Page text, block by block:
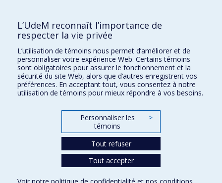
Comment soutenir le Département?
BESOIN D'AIDE?
Plan du site
Signaler une erreur
Accessibilité
FACULTÉ DES ARTS ET DES SCIENCES
Nos départements et écoles
L’UdeM reconnaît l’importance de
respecter la vie privée
L’utilisation de témoins nous permet d’améliorer et de
personnaliser votre expérience Web. Certains témoins
sont obligatoires pour assurer le fonctionnement et la
sécurité du site Web, alors que d’autres enregistrent vos
préférences. En acceptant tout, vous consentez à notre
utilisation de témoins pour mieux répondre à vos besoins.
Personnaliser les
témoins
>
Tout refuser
Tout accepter